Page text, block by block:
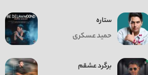
ستاره
حمید عسکری
برگرد عشقم